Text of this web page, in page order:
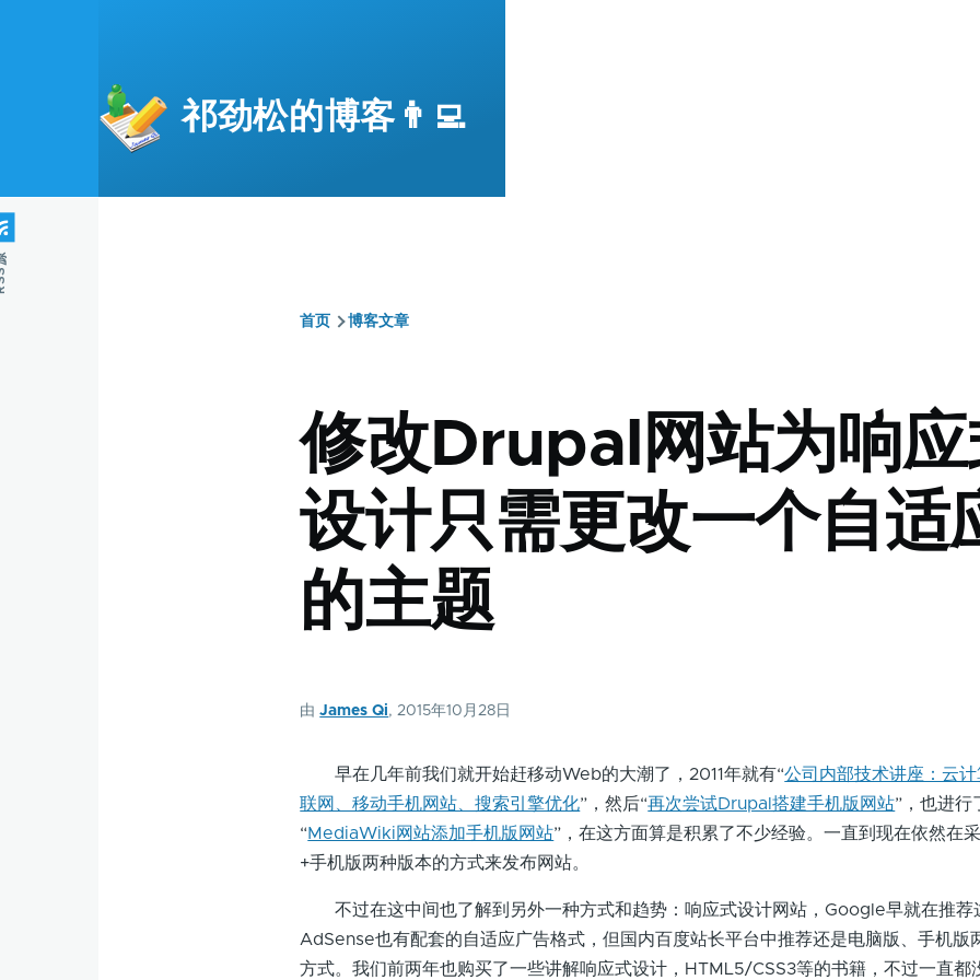
祁劲松的博客👨‍💻
包
屑
首页 博客文章
修改Drupal网站为响应
设计只需更改一个自适
的主题
由James Qi, 2015年10月28日
早在几年前我们就开始赶移动Web的大潮了，2011年就有“公司内部技术讲座：云
联网、移动手机网站、搜索引擎优化”，然后“再次尝试Drupal搭建手机版网站”，也进行
“MediaWiki网站添加手机版网站”，在这方面算是积累了不少经验。一直到现在依然在
+手机版两种版本的方式来发布网站。
不过在这中间也了解到另外一种方式和趋势：响应式设计网站，Google早就在推荐
AdSense也有配套的自适应广告格式，但国内百度站长平台中推荐还是电脑版、手机版
方式。我们前两年也购买了一些讲解响应式设计，HTML5/CSS3等的书籍，不过一直都